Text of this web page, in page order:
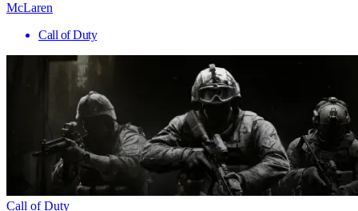
McLaren
Call of Duty
Call of Duty